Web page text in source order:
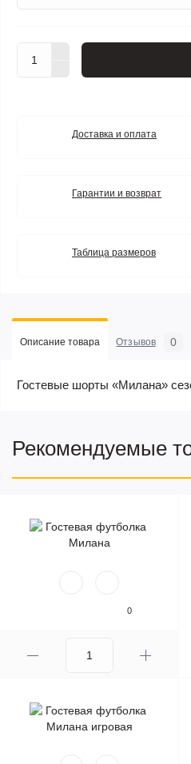
Доставка и оплата
Гарантии и возврат
Таблица размеров
Описание товара Отзывов 0
Гостевые шорты «Милана»
Рекомендуемые
0